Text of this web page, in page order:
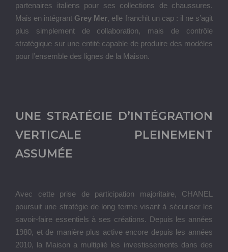
partenaires italiens pour ses collections de chaussures.
Mais en intégrant Grey Mer, elle franchit un cap : il ne s’agit
plus simplement de collaboration, mais de contrôle
stratégique sur une entité capable de produire des modèles
pour l’ensemble des lignes de la Maison.
UNE STRATÉGIE D’INTÉGRATION
VERTICALE PLEINEMENT
ASSUMÉE
Avec cette prise de participation majoritaire, CHANEL
poursuit une stratégie de long terme visant à sécuriser les
savoir-faire essentiels à ses créations. Depuis les années
1980, et de manière plus active encore depuis les années
2010, la Maison a multiplié les investissements dans des